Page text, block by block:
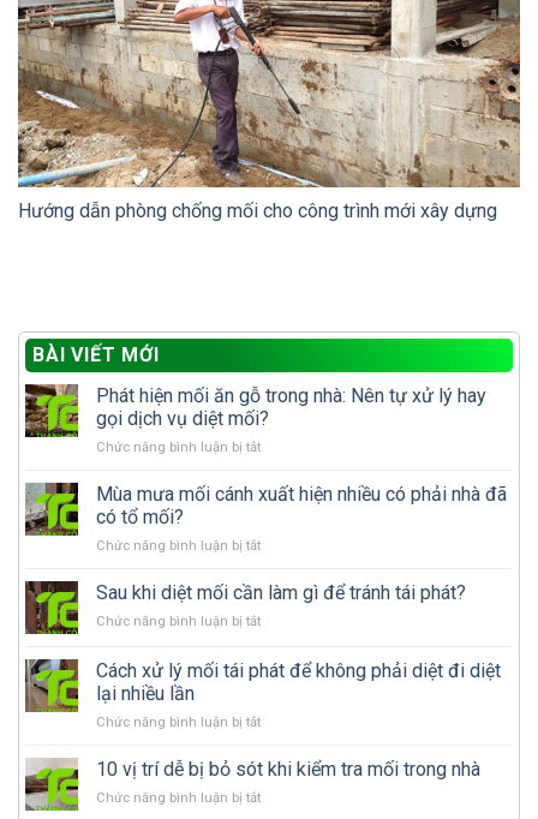
Hướng dẫn phòng chống mối cho công trình mới xây dựng
BÀI VIẾT MỚI
Phát hiện mối ăn gỗ trong nhà: Nên tự xử lý hay
gọi dịch vụ diệt mối?
Chức năng bình luận bị tắtở
hiện
mối
gỗ
nhà:
tự
lý
dịch
diệt
mối?
Mùa mưa mối cánh xuất hiện nhiều có phải nhà đã
có tổ mối?
Chức năng bình luận bị tắtở
mưa
cánh
hiện
phải
đã
Sau khi diệt mối cần làm gì để tránh tái phát?
Chức năng bình luận bị tắtở
khi
diệt
cần
gì
tránh
Cách xử lý mối tái phát để không phải diệt đi diệt
lại nhiều lần
Chức năng bình luận bị tắtở
xử
mối
10 vị trí dễ bị bỏ sót khi kiểm tra mối trong nhà
Chức năng bình luận bị tắtở